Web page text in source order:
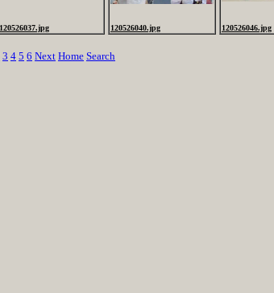
120526037.jpg 120526040.jpg 120526046.jpg
3 4 5 6 Next Home Search